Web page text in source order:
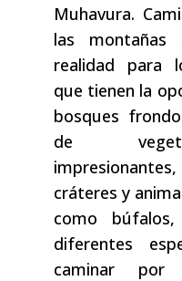
Muhavura.
las
realidad para
que tienen la
bosques
de
cráteres y
como
diferentes
caminar por